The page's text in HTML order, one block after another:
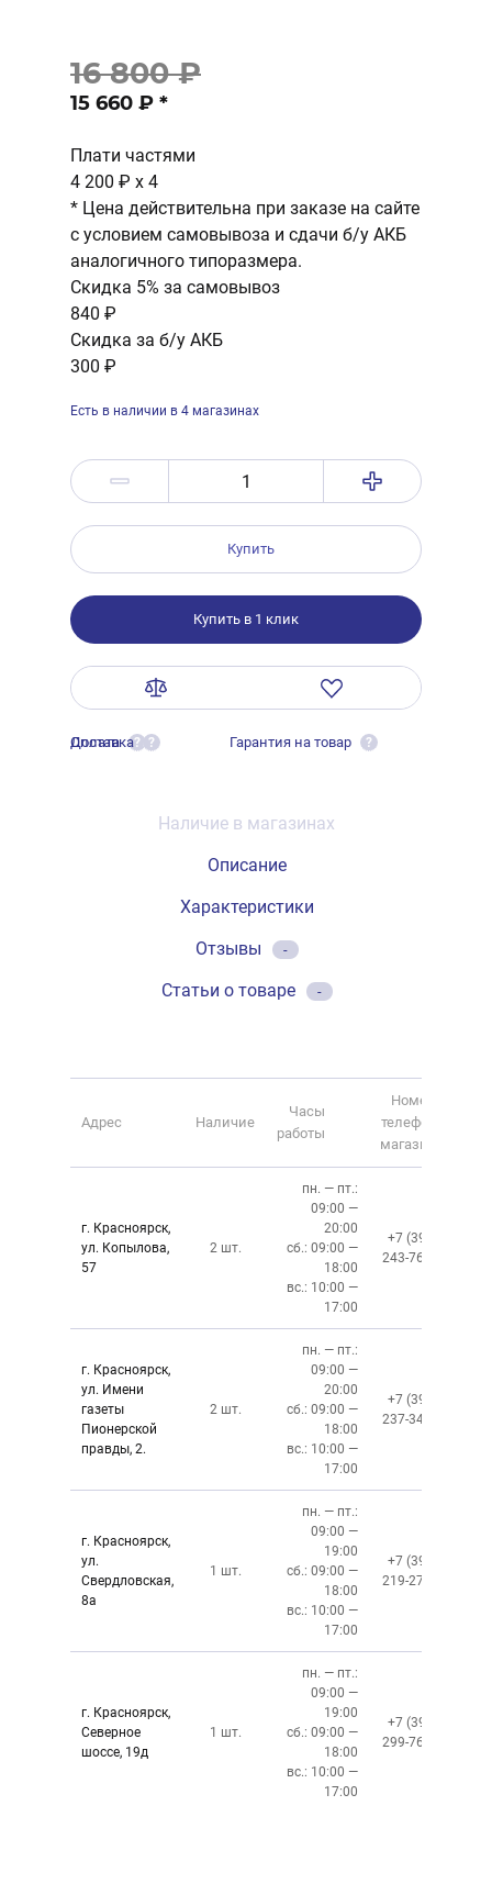
16 800 ₽
15 660 ₽ *
Плати частями
4 200 ₽ x 4
* Цена действительна при заказе на сайте
с условием самовывоза и сдачи б/у АКБ
аналогичного типоразмера.
Скидка 5% за самовывоз
840 ₽
Скидка за б/у АКБ
300 ₽
Есть в наличии в 4 магазинах
Купить
Купить в 1 клик
Оплата ?
Доставка ? Гарантия на товар ?
Наличие в магазинах
Описание
Характеристики
Отзывы
-
Статьи о товаре -
Адрес Наличие
Часы
работы
Номер
телефона
магазина
г. Красноярск,
ул. Копылова,
57
2 шт.
пн. — пт.:
09:00 —
20:00
сб.: 09:00 —
18:00
вс.: 10:00 —
17:00
+7 (391)
243-76-13
г. Красноярск,
ул. Имени
газеты
Пионерской
правды, 2.
2 шт.
пн. — пт.:
09:00 —
20:00
сб.: 09:00 —
18:00
вс.: 10:00 —
17:00
+7 (391)
237-34-34
г. Красноярск,
ул.
Свердловская,
8а
1 шт.
пн. — пт.:
09:00 —
19:00
сб.: 09:00 —
18:00
вс.: 10:00 —
17:00
+7 (391)
219-27-50
г. Красноярск,
Северное
шоссе, 19д
1 шт.
пн. — пт.:
09:00 —
19:00
сб.: 09:00 —
18:00
вс.: 10:00 —
17:00
+7 (391)
299-76-06